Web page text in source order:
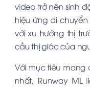
video trở nên sinh
hiệu ứng di
với xu hướng thị
cầu thị giác của
Với mục tiêu mang
nhất, Runway